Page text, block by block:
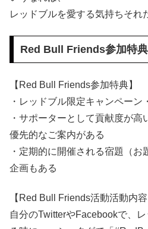
レッドブルを愛する気持ちそれ
Red Bull Friends参加特
【Red Bull Friends参加特典】
・レッドブル限定キャンペーン
・サポーターとして貢献度が
優先的なご案内がある
・定期的に開催される宿題（お
企画もある
【Red Bull Friends活動活動内容
自分のTwitterやFacebookで、